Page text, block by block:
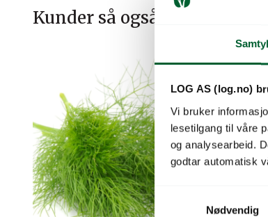
LOG AS (log.no)
Vi bruker
lesetilgang til våre
og analysearbeid.
godtar automatisk
S
a
Nødvendig
Kunder så også på